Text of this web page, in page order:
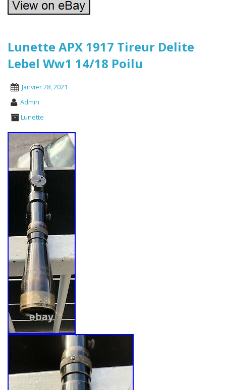
Lunette APX 1917 Tireur Delite
Lebel Ww1 14/18 Poilu
Janvier 28, 2021
Admin
Lunette